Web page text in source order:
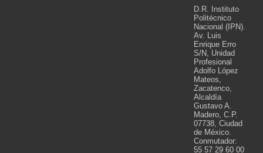
D.R. Instituto
Politécnico
Nacional (IPN).
Av. Luis
Enrique Erro
S/N, Unidad
Profesional
Adolfo López
Mateos,
Zacatenco,
Alcaldía
Gustavo A.
Madero, C.P.
07738, Ciudad
de México.
Conmutador:
55 57 29 60 00